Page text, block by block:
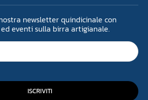
newsletter quindicinale con
eventi sulla birra artigianale.
ISCRIVITI